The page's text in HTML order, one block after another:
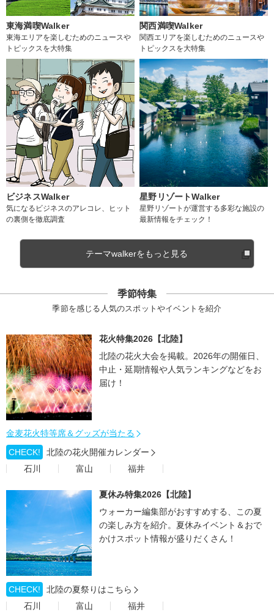
東海満喫Walker
東海エリアを楽しむためのニュースや
トピックスを大特集
関西満喫Walker
関西エリアを楽しむためのニュースや
トピックスを大特集
ビジネスWalker
気になるビジネスのアレコレ、ヒット
の裏側を徹底調査
星野リゾートWalker
星野リゾートが運営する多彩な施設の
最新情報をチェック！
テーマwalkerをもっと見る
季節特集
季節を感じる人気のスポットやイベントを紹介
花火特集2026【北陸】
北陸の花火大会を掲載。2026年の開催日、
中止・延期情報や人気ランキングなどをお
届け！
金麦花火特等席＆グッズが当たる
CHECK!
北陸の花火開催カレンダー
石川
富山 福井
夏休み特集2026【北陸】
ウォーカー編集部がおすすめする、この夏
の楽しみ方を紹介。夏休みイベント＆おで
かけスポット情報が盛りだくさん！
CHECK!
北陸の夏祭りはこちら
石川
富山 福井